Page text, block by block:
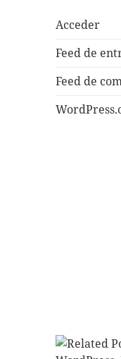
Acceder
Feed de
Feed de